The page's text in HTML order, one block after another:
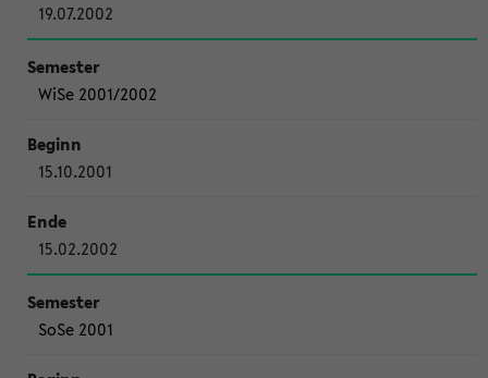
19.07.2002
WiSe 2001/2002
15.10.2001
15.02.2002
SoSe 2001